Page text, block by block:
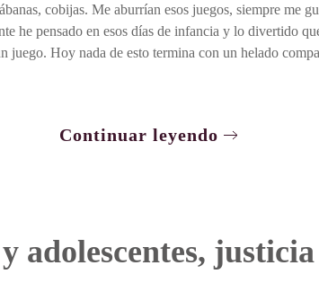
cobijas. Me aburrían esos juegos, siempre me
he pensado en esos días de infancia y lo divertido
juego. Hoy nada de esto termina con un helado
Continuar leyendo
adolescentes,